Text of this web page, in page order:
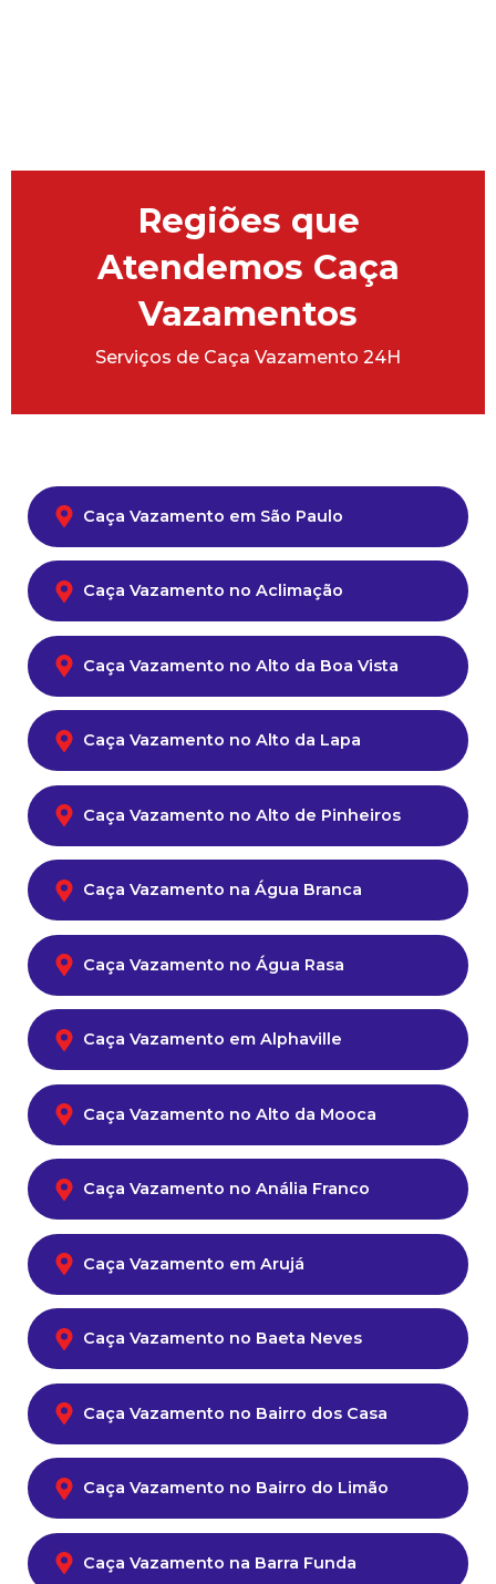
Regiões que
Atendemos Caça
Vazamentos
Serviços de Caça Vazamento 24H
Caça Vazamento em São Paulo
Caça Vazamento no Aclimação
Caça Vazamento no Alto da Boa Vista
Caça Vazamento no Alto da Lapa
Caça Vazamento no Alto de Pinheiros
Caça Vazamento na Água Branca
Caça Vazamento no Água Rasa
Caça Vazamento em Alphaville
Caça Vazamento no Alto da Mooca
Caça Vazamento no Anália Franco
Caça Vazamento em Arujá
Caça Vazamento no Baeta Neves
Caça Vazamento no Bairro dos Casa
Caça Vazamento no Bairro do Limão
Caça Vazamento na Barra Funda